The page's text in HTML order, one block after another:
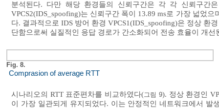
분석된다. 다만 해당 환경들의 신뢰구간은 각 각 신뢰구간
VPCS2(IDS_spoofing)는 신뢰구간 폭이 13.89 ms로 가장 넓었
다. 결과적으로 IDS 방어 환경 VPCS1(IDS_spoofing)은 정상 환
단함으로써 실질적인 응답 경로가 간소화되어 전송 효율이 개선
Fig. 8.
Comprasion of average RTT
시나리오의 RTT 표준편차를 비교하였다(그림 9). 정상 환경인
이 가장 일관되게 유지되었다. 이는 안정적인 네트워크에서